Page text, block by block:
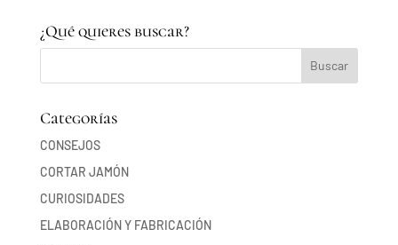
¿Qué quieres buscar?
Categorías
CONSEJOS
CORTAR JAMÓN
CURIOSIDADES
ELABORACIÓN Y FABRICACIÓN